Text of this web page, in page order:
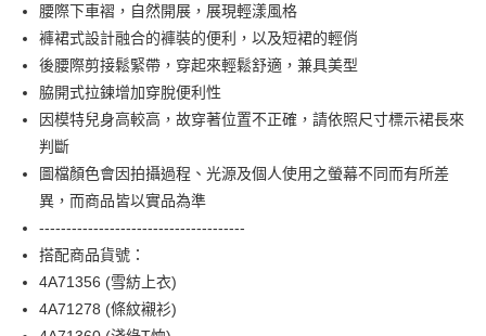
國泰世華商業銀行
兆豐國際商業銀行
臺灣中小企業銀行
台中商業銀行
匯豐（台灣）商業銀行
華泰商業銀行
聯邦商業銀行
遠東國際商業銀行
元大商業銀行
玉山商業銀行
星展（台灣）商業銀行
台新國際商業銀行
台灣樂天信用卡公司
Apple Pay
街口支付
【關於「AFTEE先享後付」】
AFTEE先享後付是「在收到商品之後才付款」的支付方式。 讓您購物簡單
便利好安心！
３．安心：先確認商品／服務後，再付款。
【「AFTEE先享後付」結帳流程】
１．於結帳方式選擇「AFTEE先享後付」後，將跳轉至「AFTEE先享後付」
ATM付款
運送方式
全家取貨付款
每筆NT$90，滿NT$3,600(含以上)免運費
腰際下車褶，自然開展，展現輕漾風格
褲裙式設計融合的褲裝的便利，以及短裙的輕俏
後腰際剪接鬆緊帶，穿起來輕鬆舒適，兼具美型
脇開式拉鍊增加穿脫便利性
因模特兒身高較高，故穿著位置不正確，請依照尺寸標示裙長來
判斷
圖檔顏色會因拍攝過程、光源及個人使用之螢幕不同而有所差
異，而商品皆以實品為準
--------------------------------------
搭配商品貨號：
4A71356 (雪紡上衣)
4A71278 (條紋襯衫)